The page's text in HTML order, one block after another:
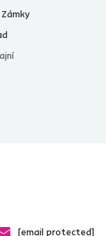
[email protected]